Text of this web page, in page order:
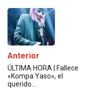
Anterior
ÚLTIMA HORA | Fallece
«Kompa Yaso», el
querido…